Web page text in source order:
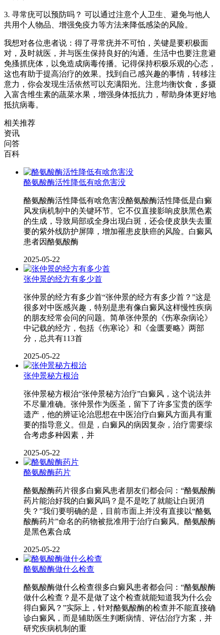
3. 寻常疣可以预防吗？ 可以通过注意个人卫生、避免与他人
共用个人物品、增强免疫力等方法来降低感染的风险。
我想对各位患者说：得了寻常疣并不可怕，关键是要积极面
对，及时就医，并与医生保持良好的沟通。生活中也要注意避
免搔抓疣体，以免造成病毒传播。记得保持积极乐观的心态，
这也有助于提高治疗的效果。找到自己感兴趣的事情，转移注
意力，你会发现生活依然可以充满阳光。注意均衡饮食，多摄
入富含维生素的蔬菜水果，增强身体抵抗力，帮助身体更好地
抵抗病毒。
相关推荐
资讯
问答
百科
酪氨酸酶活性降低有啥危害没
酪氨酸酶活性降低有啥危害没酪氨酸酶活性降低是白癜
风发病机制中的关键环节。它不仅直接影响皮肤黑色素
的生成，导致局部或全身出现白斑，还会使皮肤失去重
要的紫外线防护屏障，增加罹患皮肤癌的风险。白癜风
患者因酪氨酸酶
2025-05-22
张仲景的经方有多少首
张仲景的经方有多少首“张仲景的经方有多少首？”这是
很多对中医感兴趣，特别是患有像白癜风这样慢性疾病
的朋友经常会问的问题。简单张仲景的《伤寒杂病论》
中记载的经方，包括《伤寒论》和《金匮要略》两部
分，总共有113首
2025-05-22
张仲景秘方根治
张仲景秘方根治“张仲景秘方治疗”白癜风，这个说法并
不尽量准确。张仲景作为医圣，留下了许多宝贵的医学
遗产，他的辨证论治思想在中医治疗白癜风方面具有重
要的指导意义。但是，白癜风的病因复杂，治疗需要综
合考虑多种因素，并
2025-05-22
酪氨酸酶药片
酪氨酸酶药片很多白癜风患者朋友们都会问：“酪氨酸酶
药片能治好我的白癜风吗？是不是吃了就能让白斑消
失？”我们要明确的是，目前市面上并没有直接以“酪氨
酸酶药片”命名的药物被批准用于治疗白癜风。酪氨酸酶
是黑色素合成
2025-05-22
酪氨酸酶做什么检查
酪氨酸酶做什么检查很多白癜风患者都会问：“酪氨酸酶
做什么检查？是不是做了这个检查就能知道我为什么会
得白癜风？”实际上，针对酪氨酸酶的检查并不能直接确
诊白癜风，而是辅助医生判断病情、评估治疗方案，并
研究疾病机制的重